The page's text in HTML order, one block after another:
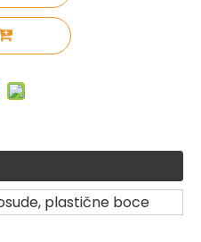
plastične boce